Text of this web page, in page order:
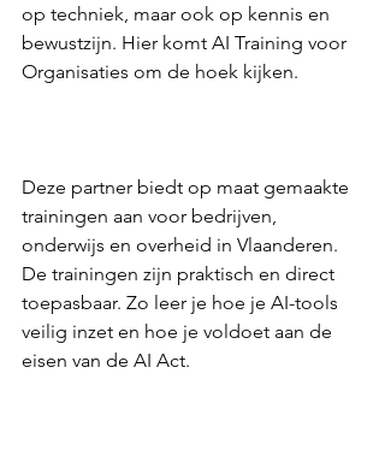
op techniek, maar ook op kennis en
bewustzijn. Hier komt AI Training voor
Organisaties om de hoek kijken.
Deze partner biedt op maat gemaakte
trainingen aan voor bedrijven,
onderwijs en overheid in Vlaanderen.
De trainingen zijn praktisch en direct
toepasbaar. Zo leer je hoe je AI-tools
veilig inzet en hoe je voldoet aan de
eisen van de AI Act.